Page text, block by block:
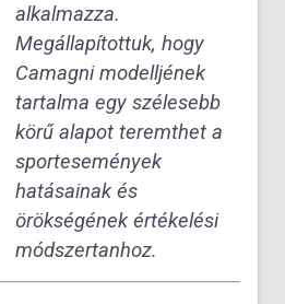
alkalmazza.
Megállapítottuk, hogy
Camagni modelljének
tartalma egy szélesebb
körű alapot teremthet a
sportesemények
hatásainak és
örökségének értékelési
módszertanhoz.